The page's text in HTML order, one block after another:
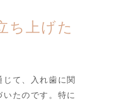
ち上げた
て、入れ歯に関
たのです。特に